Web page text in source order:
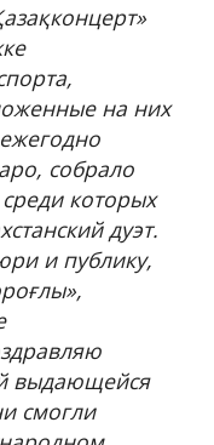
на них
собрало
которых
дуэт.
и публику,
выдающейся
смогли